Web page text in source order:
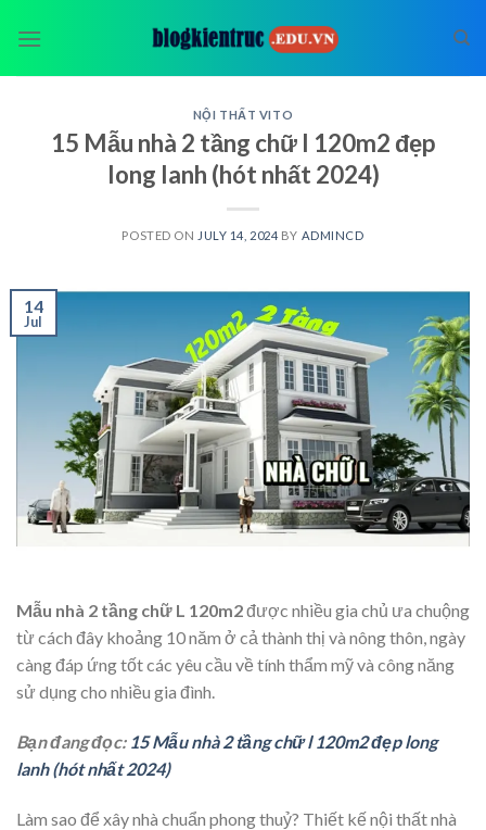
NỘI THẤT VITO
15 Mẫu nhà 2 tầng chữ l 120m2 đẹp
long lanh (hót nhất 2024)
POSTED ON JULY 14, 2024 BY ADMINCD
14
Jul
Mẫu nhà 2 tầng chữ L 120m2được nhiều gia chủ ưa chuộng
từ cách đây khoảng 10 năm ở cả thành thị và nông thôn, ngày
càng đáp ứng tốt các yêu cầu về tính thẩm mỹ và công năng
sử dụng cho nhiều gia đình.
Bạn đang đọc: 15 Mẫu nhà 2 tầng chữ l 120m2 đẹp long
lanh (hót nhất 2024)
Làm sao để xây nhà chuẩn phong thuỷ? Thiết kế nội thất nhà